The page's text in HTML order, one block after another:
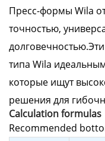
Пресс-формы Wila
точностью,
типа Wila
которые ищут
решения для
Calculation formulas
Recommended